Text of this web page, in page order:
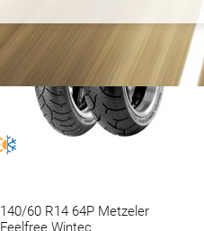
140/60 R14 64P Metzeler
Feelfree Wintec